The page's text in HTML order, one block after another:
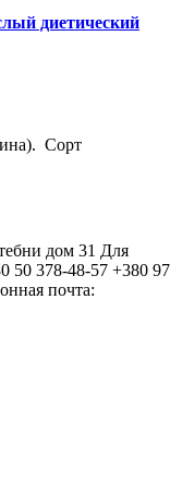
диетический
Сорт
дом 31 Для
50 378-48-57 +380 97
почта: